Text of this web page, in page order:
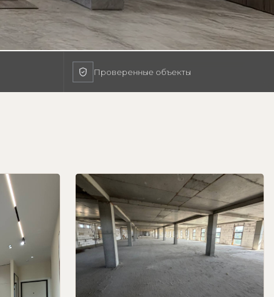
Проверенные объекты